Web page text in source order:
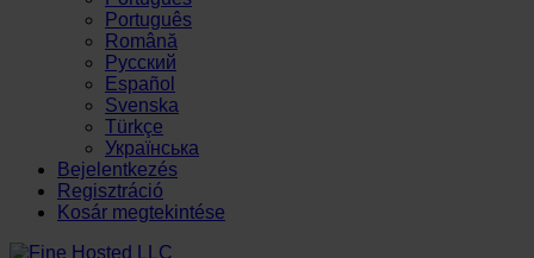
Português
Română
Русский
Español
Svenska
Türkçe
Українська
Bejelentkezés
Regisztráció
Kosár megtekintése